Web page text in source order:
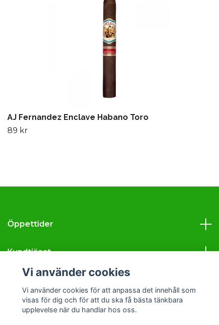
AJ Fernandez Enclave Habano Toro
89 kr
Öppettider
Kundtjänst
Läs mer
Sociala medier
Vi använder cookies
Vi använder cookies för att anpassa det innehåll som
visas för dig och för att du ska få bästa tänkbara
upplevelse när du handlar hos oss.